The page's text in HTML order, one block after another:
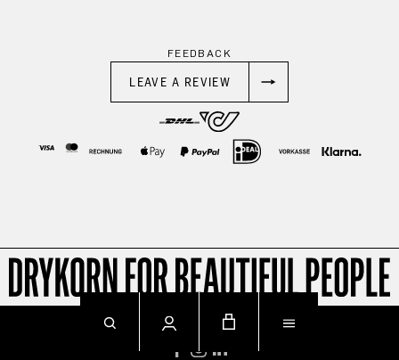
FEEDBACK
LEAVE A REVIEW
© 2026 Impressum Datenschutz AGB